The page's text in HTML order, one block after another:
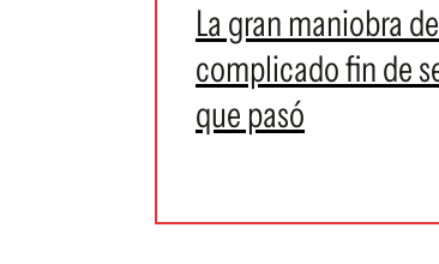
La gran maniobra
complicado fin de
que pasó